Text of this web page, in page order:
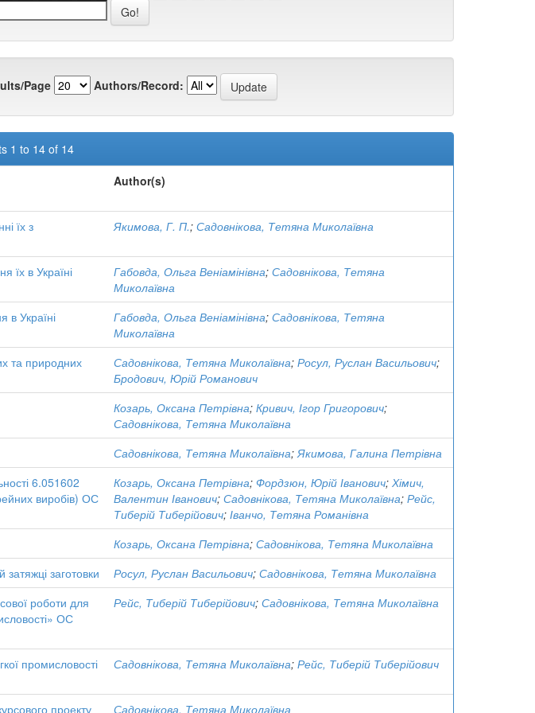
Page Authors/Record:
1 to 14 of 14
Author(s)
їх з
Якимова, Г. П.; Садовнікова, Тетяна Миколаївна
їх в Україні Габовда, Ольга Веніамінівна; Садовнікова, Тетяна
Миколаївна
в Україні Габовда, Ольга Веніамінівна; Садовнікова, Тетяна
Миколаївна
та природних
Садовнікова, Тетяна Миколаївна; Росул, Руслан Васильович;
Бродович, Юрій Романович
Козарь, Оксана Петрівна; Кривич, Ігор Григорович;
Садовнікова, Тетяна Миколаївна
Садовнікова, Тетяна Миколаївна;Якимова, Галина Петрівна
6.051602
виробів) ОС
Козарь, Оксана Петрівна; Фордзюн, Юрій Іванович; Хімич,
Валентин Іванович; Садовнікова, Тетяна Миколаївна; Рейс,
Тиберій Тиберійович; Іванчо, Тетяна Романівна
Козарь, Оксана Петрівна; Садовнікова, Тетяна Миколаївна
заготовки Росул, Руслан Васильович; Садовнікова, Тетяна Миколаївна
роботи для
ОС
Рейс, Тиберій Тиберійович; Садовнікова, Тетяна Миколаївна
промисловості
Садовнікова, Тетяна Миколаївна; Рейс, Тиберій Тиберійович
проекту Садовнікова, Тетяна Миколаївна